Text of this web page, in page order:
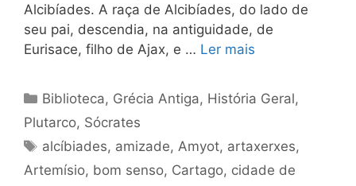
Alcibíades. A raça de Alcibíades, do lado de
seu pai, descendia, na antiguidade, de
Eurisace, filho de Ajax, e … Ler mais
Categorias
Biblioteca, Grécia Antiga, História Geral,
Plutarco, Sócrates
Tags
alcíbiades, amizade, Amyot, artaxerxes,
Artemísio, bom senso, Cartago, cidade de